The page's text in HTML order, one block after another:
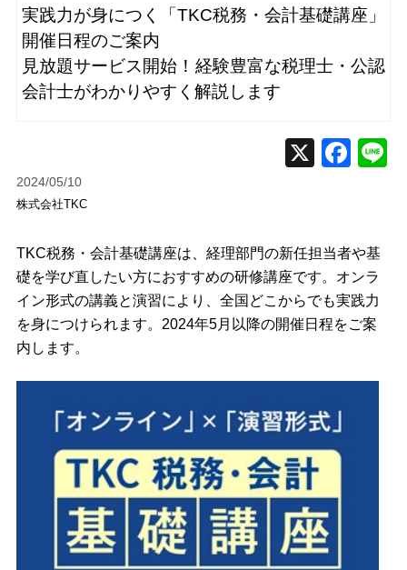
実践力が身につく「TKC税務・会計基礎講座」
開催日程のご案内
見放題サービス開始！経験豊富な税理士・公認
会計士がわかりやすく解説します
2024/05/10
株式会社TKC
TKC税務・会計基礎講座は、経理部門の新任担当者や基
礎を学び直したい方におすすめの研修講座です。オンラ
イン形式の講義と演習により、全国どこからでも実践力
を身につけられます。2024年5月以降の開催日程をご案
内します。